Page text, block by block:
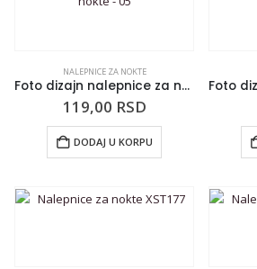
NALEPNICE ZA NOKTE
Foto dizajn nalepnice za nokte – 05
119,00 RSD
DODAJ U KORPU